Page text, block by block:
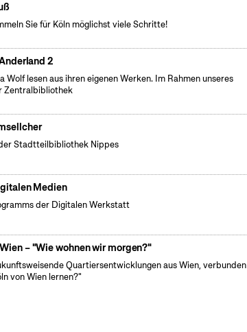
Sie für Köln möglichst viele Schritte!
2
Wolf lesen aus ihren eigenen Werken. Im Rahmen unseres
Zentralbibliothek
Stadtteilbibliothek Nippes
Medien
der Digitalen Werkstatt
– "Wie wohnen wir morgen?"
Quartiersentwicklungen aus Wien, verbunden
von Wien lernen?"